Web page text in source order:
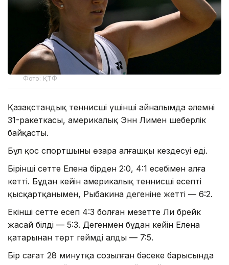
Фото: ҚТФ
Қазақстандық теннисші үшінші айналымда әлемнің
31-ракеткасы, америкалық Энн Лимен шеберлік
байқасты.
Бұл қос спортшының өзара алғашқы кездесуі еді.
Бірінші сетте Елена бірден 2:0, 4:1 есебімен алға
кетті. Бұдан кейін америкалық теннисші есепті
қысқартқанымен, Рыбакина дегеніне жетті — 6:2.
Екінші сетте есеп 4:3 болған мезетте Ли брейк
жасай білді — 5:3. Дегенмен бұдан кейін Елена
қатарынан төрт геймді алды — 7:5.
Бір сағат 28 минутқа созылған бәсеке барысында